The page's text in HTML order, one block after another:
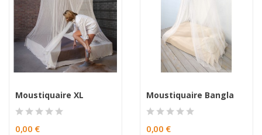
Moustiquaire XL
0,00 €
Moustiquaire Bangla
0,00 €